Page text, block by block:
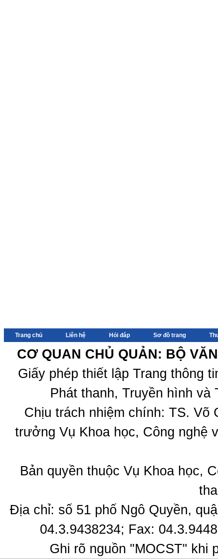
Trang chủ Liên hệ Hỏi đáp Sơ đồ trang
CƠ QUAN CHỦ QUẢN: BỘ
Giấy phép thiết lập Trang thông
Phát thanh, Truyền hình
Chịu trách nhiệm chính: TS.
trưởng Vụ Khoa học, Công nghệ
Bản quyền thuộc Vụ Khoa học,
Địa chỉ: số 51 phố Ngô Quyền,
04.3.9438234; Fax:
Ghi rõ nguồn "MOCST" khi